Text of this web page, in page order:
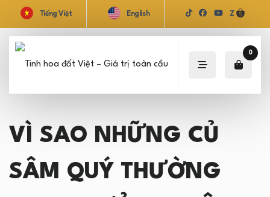
Tiếng Việt English Z
0
VÌ SAO NHỮNG CỦ
SÂM QUÝ THƯỜNG